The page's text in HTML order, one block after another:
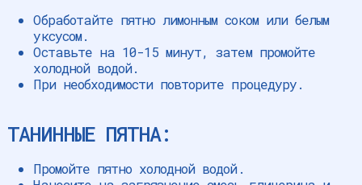
Обработайте пятно лимонным соком или белым
уксусом.
Оставьте на 10-15 минут, затем промойте
холодной водой.
При необходимости повторите процедуру.
ТАНИННЫЕ ПЯТНА:
Промойте пятно холодной водой.